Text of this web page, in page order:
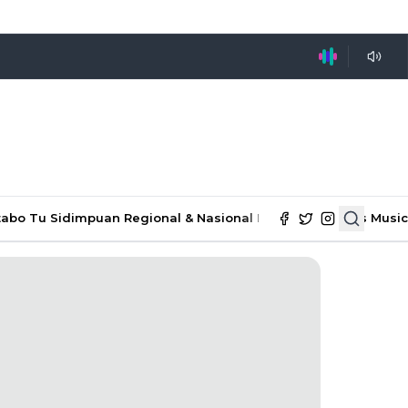
Tu Sidimpuan Regional & Nasional Ekonomi & Bisnis Music